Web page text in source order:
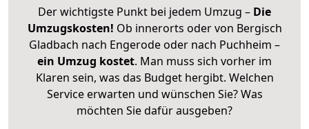
Der wichtigste Punkt bei jedem Umzug – Die
Umzugskosten! Ob innerorts oder von Bergisch
Gladbach nach Engerode oder nach Puchheim –
ein Umzug kostet. Man muss sich vorher im
Klaren sein, was das Budget hergibt. Welchen
Service erwarten und wünschen Sie? Was
möchten Sie dafür ausgeben?